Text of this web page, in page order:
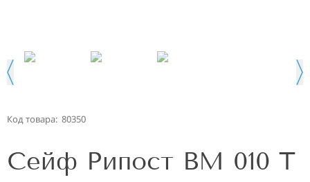
Код товара: 80350
Сейф Рипост ВМ 010 Т